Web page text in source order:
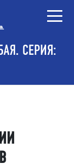
СЕРИЯ: